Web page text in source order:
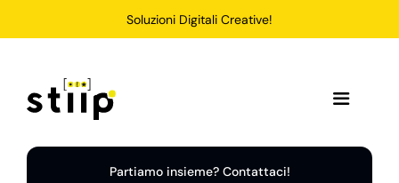
Soluzioni Digitali Creative!
Toggle
Home
Partiamo insieme? Contattaci!